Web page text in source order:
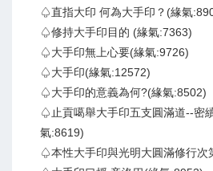
♤直指大印 何為大手印？(緣氣
♤修持大手印目的 (緣氣:7363)
♤大手印無上心要(緣氣:9726)
♤大手印(緣氣:12572)
♤大手印的意義為何?(緣氣:8502)
♤止貢噶舉大手印五支圓滿道--密
氣:8619)
♤本性大手印與光明大圓滿修行次